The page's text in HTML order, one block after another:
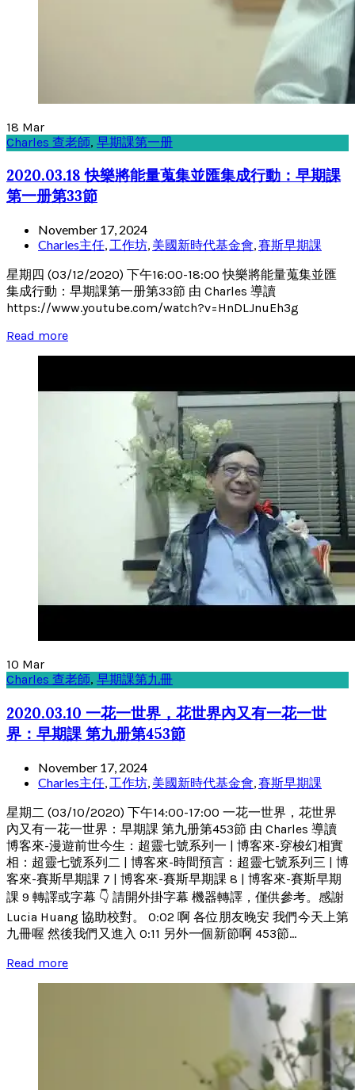
18 Mar
Charles 查老師, 早期課第一册
2020.03.18 快樂將能量蒐集並匯集成行動：早期課
第一册第33節
November 17, 2024
Charles主任, 工作坊, 美國新時代基金會,賽斯早期課
星期四 (03/12/2020) 下午16:00-18:00 快樂將能量蒐集並匯
集成行動：早期課第一册第33節 由 Charles 導讀
https://www.youtube.com/watch?v=HnDLJnuEh3g
Read more
10 Mar
Charles 查老師, 早期課第九冊
2020.03.10 一花一世界，花世界內又有一花一世
界：早期課 第九册第453節
November 17, 2024
Charles主任 工作坊 美國新時代基金會 賽斯早期課
星期二 (03/10/2020) 下午14:00-17:00 一花一世界，花世界
內又有一花一世界：早期課 第九册第453節 由 Charles 導讀
博客來-漫遊前世今生：超靈七號系列一 | 博客來-穿梭幻相實
相：超靈七號系列二 | 博客來-時間預言：超靈七號系列三 | 博
客來-賽斯早期課 7 | 博客來-賽斯早期課 8 | 博客來-賽斯早期
課 9 轉譯或字幕 👇 請開外掛字幕 機器轉譯，僅供參考。感謝
Lucia Huang 協助校對。 0:02 啊 各位朋友晚安 我們今天上第
九冊喔 然後我們又進入 0:11 另外一個新節啊 453節...
Read more